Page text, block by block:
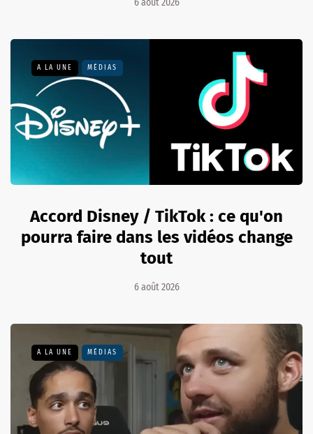
6 août 2026
A LA UNE MÉDIAS
Accord Disney / TikTok : ce qu'on
pourra faire dans les vidéos change
tout
6 août 2026
A LA UNE MÉDIAS